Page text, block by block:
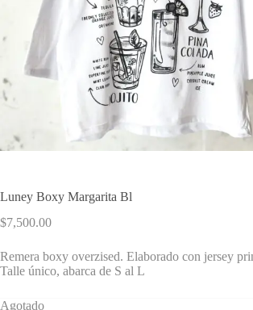
Luney Boxy Margarita Bl
$7,500.00
Remera boxy overzised. Elaborado con jersey
Talle único, abarca de S al L
Agotado